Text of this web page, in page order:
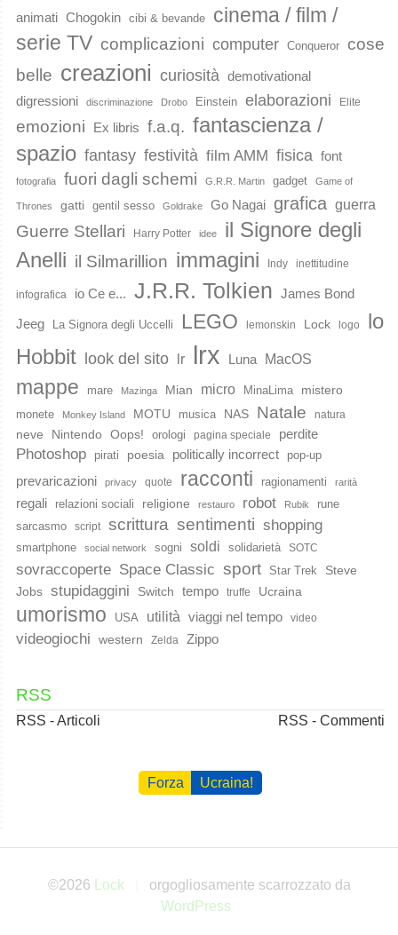
animati Chogokin cibi & bevande
cinema / film /
serie TV complicazioni computer Conqueror
cose
belle creazioni curiosità demotivational
digressioni
discriminazione Drobo Einstein elaborazioni Elite
emozioni Ex libris f.a.q. fantascienza /
spazio fantasy festività film AMM fisica font
fotografia fuori dagli schemi G.R.R. Martin gadget Game of
Thrones gatti gentil sesso Goldrake Go Nagai grafica guerra
Guerre Stellari Harry Potter idee
il Signore degli
Anelli il Silmarillion immagini Indy inettitudine
infografica io Ce e... J.R.R. Tolkien James Bond
Jeeg La Signora degli Uccelli LEGO lemonskin Lock logo
lo
Hobbit look del sito lr lrx Luna MacOS
mappe mare Mazinga Mian micro MinaLima mistero
monete Monkey Island MOTU musica NAS Natale natura
neve Nintendo Oops! orologi pagina speciale perdite
Photoshop pirati poesia politically incorrect pop-up
prevaricazioni privacy quote racconti ragionamenti rarità
regali relazioni sociali religione restauro robot Rubik
rune
sarcasmo
script scrittura sentimenti shopping
smartphone social network sogni soldi solidarietà SOTC
sovraccoperte Space Classic sport Star Trek
Steve
Jobs stupidaggini Switch tempo truffe Ucraina
umorismo USA utilità viaggi nel tempo video
videogiochi western Zelda Zippo
RSS
RSS - Articoli RSS - Commenti
Forza Ucraina!
©2026 Lock
orgogliosamente scarrozzato da
WordPress